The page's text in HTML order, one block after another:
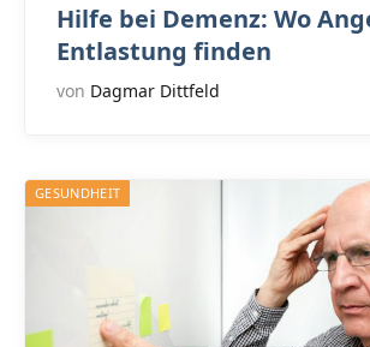
Hilfe bei Demenz: Wo
Entlastung finden
von Dagmar Dittfeld
GESUNDHEIT